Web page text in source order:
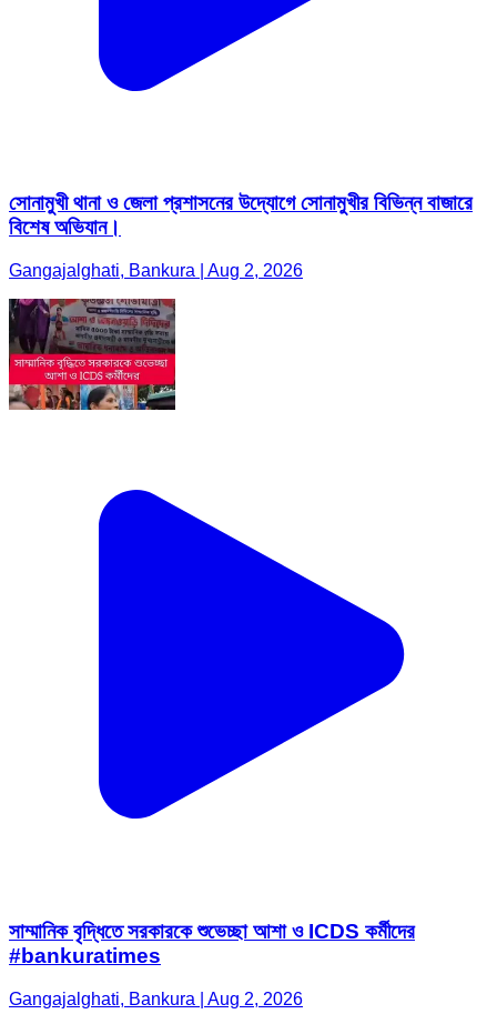
সোনামুখী থানা ও জেলা প্রশাসনের উদ্যোগে সোনামুখীর বিভিন্ন বাজারে
বিশেষ অভিযান।
Gangajalghati, Bankura | Aug 2, 2026
সাম্মানিক বৃদ্ধিতে সরকারকে শুভেচ্ছা আশা ও ICDS কর্মীদের
#bankuratimes
Gangajalghati, Bankura | Aug 2, 2026